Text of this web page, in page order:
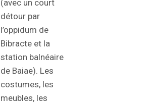
(avec un court
détour par
l’oppidum de
Bibracte et la
station balnéaire
de Baiae). Les
costumes, les
meubles, les